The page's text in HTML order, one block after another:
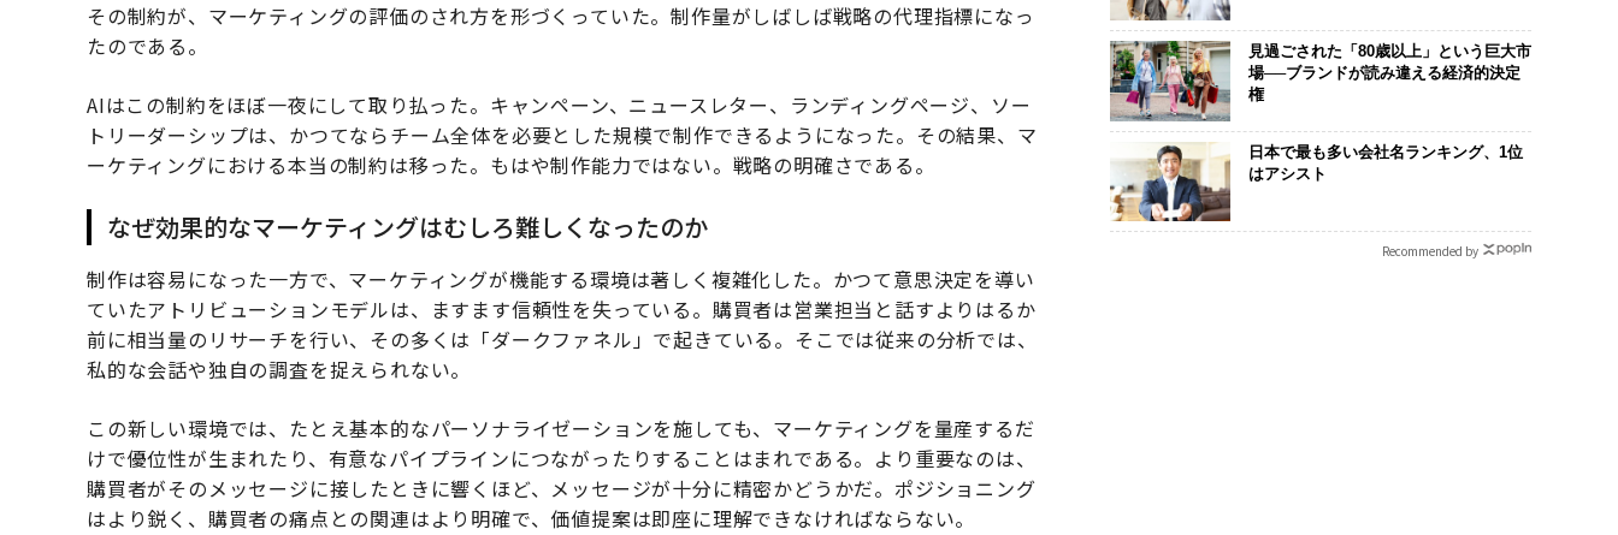
その制約が、マーケティングの評価のされ方を形づくっていた。制作量がしばしば戦略の代理指標になっ
たのである。
AIはこの制約をほぼ一夜にして取り払った。キャンペーン、ニュースレター、ランディングページ、ソー
トリーダーシップは、かつてならチーム全体を必要とした規模で制作できるようになった。その結果、マ
ーケティングにおける本当の制約は移った。もはや制作能力ではない。戦略の明確さである。
なぜ効果的なマーケティングはむしろ難しくなったのか
制作は容易になった一方で、マーケティングが機能する環境は著しく複雑化した。かつて意思決定を導い
ていたアトリビューションモデルは、ますます信頼性を失っている。購買者は営業担当と話すよりはるか
前に相当量のリサーチを行い、その多くは「ダークファネル」で起きている。そこでは従来の分析では、
私的な会話や独自の調査を捉えられない。
この新しい環境では、たとえ基本的なパーソナライゼーションを施しても、マーケティングを量産するだ
けで優位性が生まれたり、有意なパイプラインにつながったりすることはまれである。より重要なのは、
購買者がそのメッセージに接したときに響くほど、メッセージが十分に精密かどうかだ。ポジショニング
はより鋭く、購買者の痛点との関連はより明確で、価値提案は即座に理解できなければならない。
見過ごされた「80歳以上」という巨大市
場──ブランドが読み違える経済的決定
権
日本で最も多い会社名ランキング、1位
はアシスト
Recommended by